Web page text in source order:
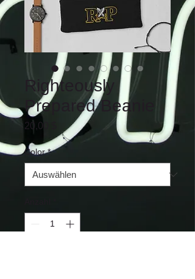
Righteously
Prepared Beanie
20,00 $ Preis
Color *